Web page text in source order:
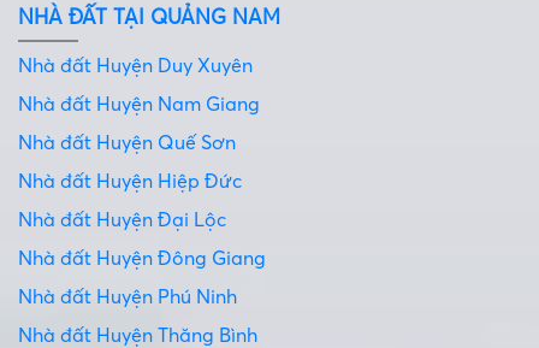
NHÀ ĐẤT TẠI QUẢNG NAM
Nhà đất Huyện Duy Xuyên
Nhà đất Huyện Nam Giang
Nhà đất Huyện Quế Sơn
Nhà đất Huyện Hiệp Đức
Nhà đất Huyện Đại Lộc
Nhà đất Huyện Đông Giang
Nhà đất Huyện Phú Ninh
Nhà đất Huyện Thăng Bình